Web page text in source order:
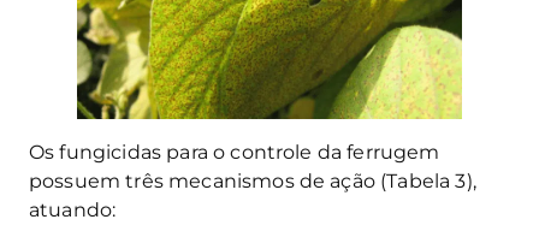
Os fungicidas para o controle da ferrugem
possuem três mecanismos de ação (Tabela 3),
atuando: